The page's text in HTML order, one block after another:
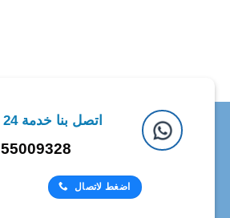
اتصل بنا خدمة 24 ساعة
55009328
اضغط لاتصال